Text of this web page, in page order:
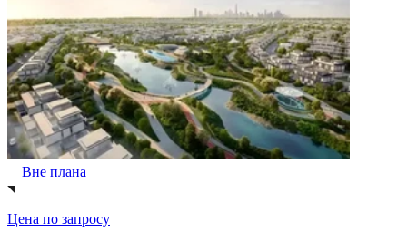
Вне плана
Цена по запросу